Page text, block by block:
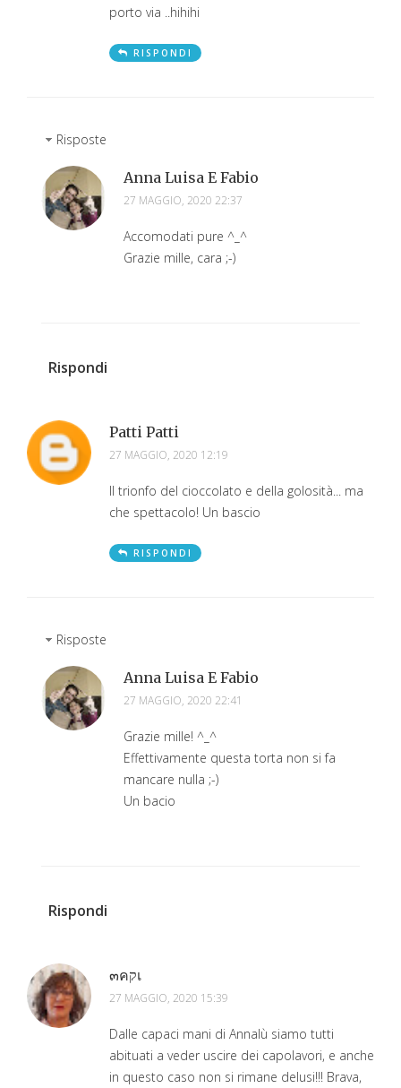
porto via ..hihihi
RISPONDI
Risposte
Anna Luisa E Fabio
27 MAGGIO, 2020 22:37
Accomodati pure ^_^
Grazie mille, cara ;-)
Rispondi
Patti Patti
27 MAGGIO, 2020 12:19
Il trionfo del cioccolato e della golosità... ma
che spettacolo! Un bascio
RISPONDI
Risposte
Anna Luisa E Fabio
27 MAGGIO, 2020 22:41
Grazie mille! ^_^
Effettivamente questa torta non si fa
mancare nulla ;-)
Un bacio
Rispondi
๓คקเ
27 MAGGIO, 2020 15:39
Dalle capaci mani di Annalù siamo tutti
abituati a veder uscire dei capolavori, e anche
in questo caso non si rimane delusi!!! Brava,